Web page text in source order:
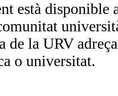
està
la URV
o universitat.